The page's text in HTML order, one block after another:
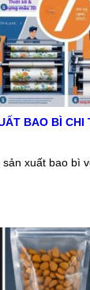
BAO BÌ
sản xuất bao bì